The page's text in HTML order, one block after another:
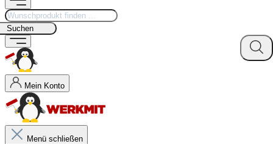
Suchen
Mein Konto
Menü schließen